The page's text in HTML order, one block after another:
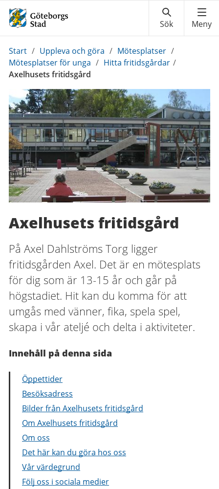
Du
är
här:
Start / Uppleva och göra / Mötesplatser /
Mötesplatser för unga / Hitta fritidsgårdar /
Axelhusets fritidsgård
Axelhusets fritidsgård
På Axel Dahlströms Torg ligger
fritidsgården Axel. Det är en mötesplats
för dig som är 13-15 år och går på
högstadiet. Hit kan du komma för att
umgås med vänner, fika, spela spel,
skapa i vår ateljé och delta i aktiviteter.
Innehåll på denna sida
Öppettider
Besöksadress
Bilder från Axelhusets fritidsgård
Om Axelhusets fritidsgård
Om oss
Det här kan du göra hos oss
Vår värdegrund
Följ oss i sociala medier